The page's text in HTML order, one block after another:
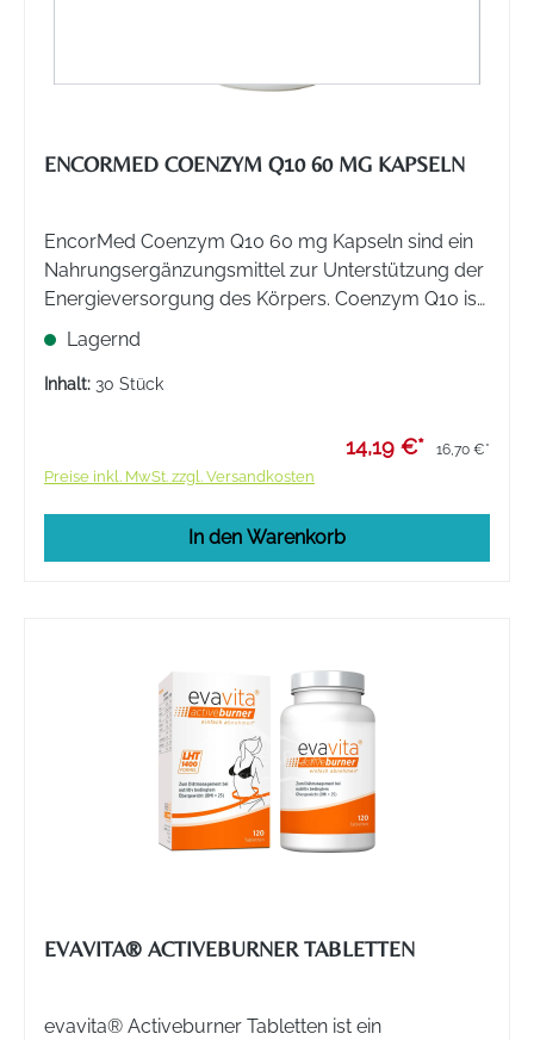
ENCORMED COENZYM Q10 60 MG KAPSELN
EncorMed Coenzym Q10 60 mg Kapseln sind ein
Nahrungsergänzungsmittel zur Unterstützung der
Energieversorgung des Körpers. Coenzym Q10 ist
ein vitaminähnlicher Stoff, der in den Mitochondrien
der Zellen vorkommt und dort eine wichtige Rolle
spielt.
Lagernd
Inhalt: 30 Stück
14,19 €* 16,70 €*
Preise inkl. MwSt. zzgl. Versandkosten
In den Warenkorb
EVAVITA® ACTIVEBURNER TABLETTEN
evavita® Activeburner Tabletten ist ein